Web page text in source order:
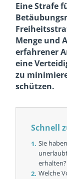
Eine Strafe
Menge und
erfahrener
eine
zu
schützen.
Schnell
Sie
Welche